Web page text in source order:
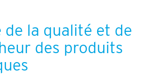
de la qualité et de
des produits